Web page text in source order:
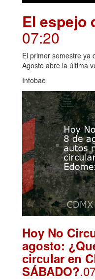
El espejo
07:20
El primer semestre ya
Agosto abre la última
Infobae
Hoy No
agosto:
circular en
SÁBADO?